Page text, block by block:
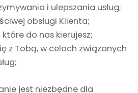
i ulepszania usług;
obsługi Klienta;
które do nas kierujesz;
z Tobą, w celach związanych
jest niezbędne dla